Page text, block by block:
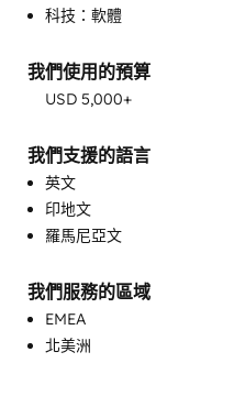
客戶問卷和分析
客戶支援訓練
客戶行銷
目標客戶行銷
自訂 API 整合
銷售和行銷協調
銷售推動
科技：軟體
我們使用的預算
USD 5,000+
我們支援的語言
英文
印地文
羅馬尼亞文
我們服務的區域
EMEA
北美洲